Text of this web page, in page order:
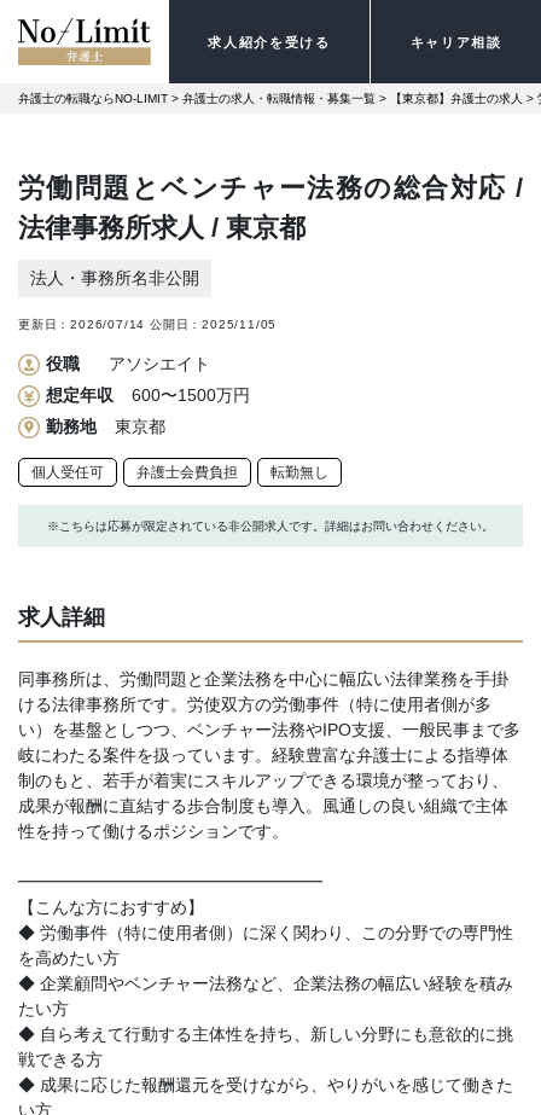
求人紹介を受ける キャリア相談
弁護士の転職ならNO-LIMIT > 弁護士の求人・転職情報・募集一覧 > 【東京都】弁護士の求人 >
労働問題とベンチャー法務の総合対応 /
法律事務所求人 / 東京都
法人・事務所名非公開
更新日：2026/07/14 公開日：2025/11/05
役職
アソシエイト
想定年収
600〜1500万円
勤務地
東京都
個人受任可 弁護士会費負担 転勤無し
※こちらは応募が限定されている非公開求人です。詳細はお問い合わせください。
求人詳細
同事務所は、労働問題と企業法務を中心に幅広い法律業務を手掛
ける法律事務所です。労使双方の労働事件（特に使用者側が多
い）を基盤としつつ、ベンチャー法務やIPO支援、一般民事まで多
岐にわたる案件を扱っています。経験豊富な弁護士による指導体
制のもと、若手が着実にスキルアップできる環境が整っており、
成果が報酬に直結する歩合制度も導入。風通しの良い組織で主体
性を持って働けるポジションです。
━━━━━━━━━━━━━━━━━━
【こんな方におすすめ】
◆ 労働事件（特に使用者側）に深く関わり、この分野での専門性
を高めたい方
◆ 企業顧問やベンチャー法務など、企業法務の幅広い経験を積み
たい方
◆ 自ら考えて行動する主体性を持ち、新しい分野にも意欲的に挑
戦できる方
◆ 成果に応じた報酬還元を受けながら、やりがいを感じて働きた
い方